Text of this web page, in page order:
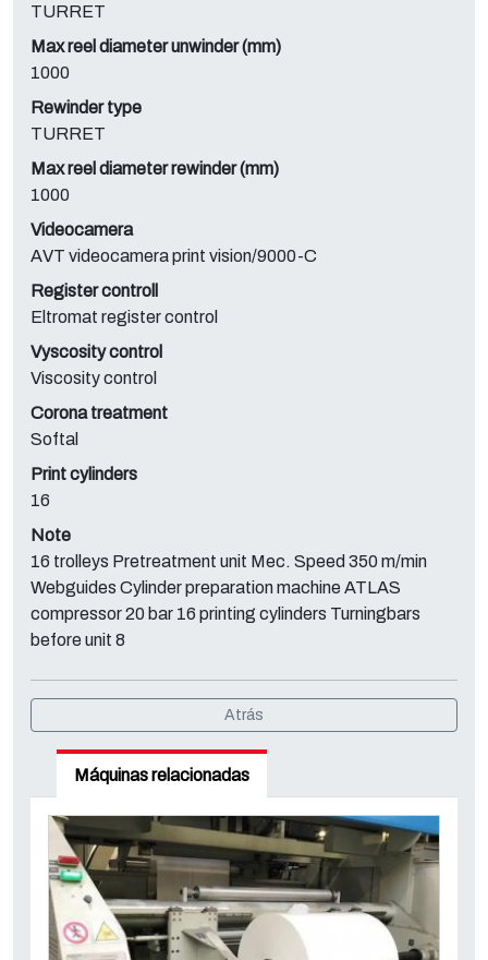
TURRET
Max reel diameter unwinder (mm)
1000
Rewinder type
TURRET
Max reel diameter rewinder (mm)
1000
Videocamera
AVT videocamera print vision/9000-C
Register controll
Eltromat register control
Vyscosity control
Viscosity control
Corona treatment
Softal
Print cylinders
16
Note
16 trolleys Pretreatment unit Mec. Speed 350 m/min
Webguides Cylinder preparation machine ATLAS
compressor 20 bar 16 printing cylinders Turningbars
before unit 8
Atrás
Máquinas relacionadas